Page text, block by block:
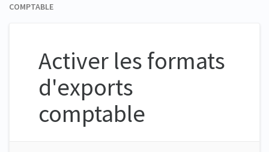
COMPTABLE
Activer les formats
d'exports
comptable